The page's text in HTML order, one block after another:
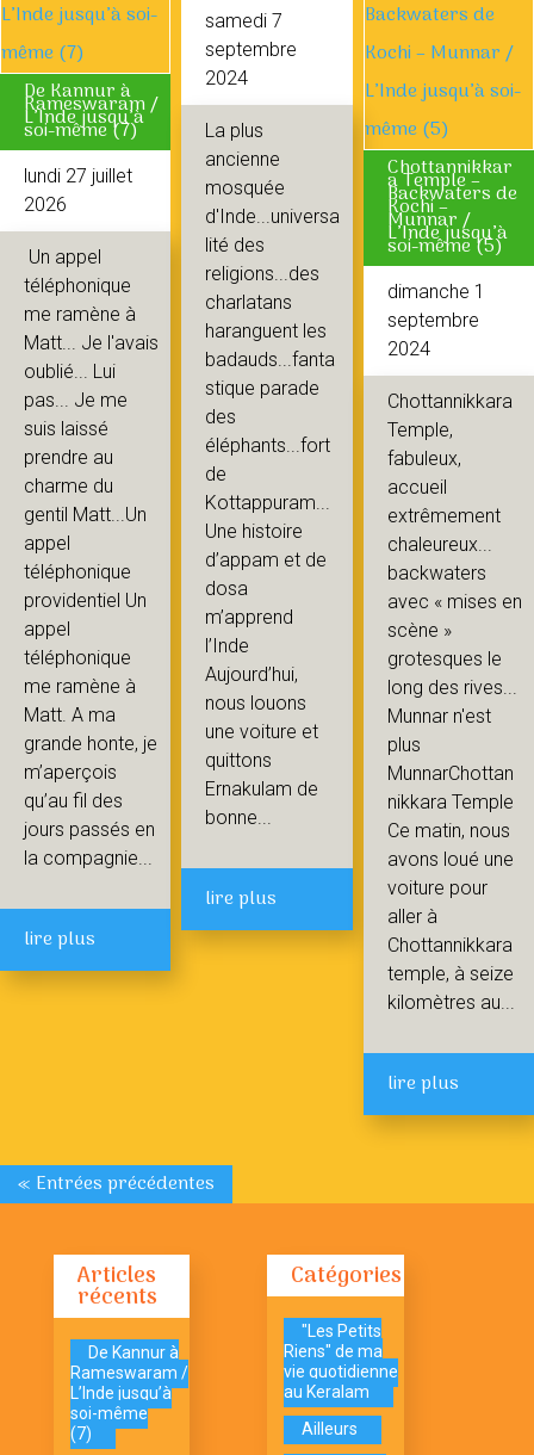
De Kannur à
Rameswaram /
L’Inde jusqu’à
soi-même (7)
lundi 27 juillet
2026
Un appel
téléphonique
me ramène à
Matt... Je l'avais
oublié... Lui
pas... Je me
suis laissé
prendre au
charme du
gentil Matt...Un
appel
téléphonique
providentiel Un
appel
téléphonique
me ramène à
Matt. A ma
grande honte, je
m’aperçois
qu’au fil des
jours passés en
la compagnie...
lire plus
samedi 7
septembre
2024
La plus
ancienne
mosquée
d'Inde...universa
lité des
religions...des
charlatans
haranguent les
badauds...fanta
stique parade
des
éléphants...fort
de
Kottappuram...
Une histoire
d’appam et de
dosa
m’apprend
l’Inde
Aujourd’hui,
nous louons
une voiture et
quittons
Ernakulam de
bonne...
lire plus
Chottannikkar
a Temple –
Backwaters de
Kochi –
Munnar /
L’Inde jusqu’à
soi-même (5)
dimanche 1
septembre
2024
Chottannikkara
Temple,
fabuleux,
accueil
extrêmement
chaleureux...
backwaters
avec « mises en
scène »
grotesques le
long des rives...
Munnar n'est
plus
MunnarChottan
nikkara Temple
Ce matin, nous
avons loué une
voiture pour
aller à
Chottannikkara
temple, à seize
kilomètres au...
lire plus
« Entrées précédentes
Articles
récents
De Kannur à
Rameswaram /
L’Inde jusqu’à
soi-même
(7)
Catégories
"Les Petits
Riens" de ma
vie quotidienne
au Keralam
Ailleurs